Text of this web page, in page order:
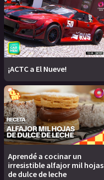
¡ACTC a El Nueve!
Aprendé a cocinar un
irresistible alfajor mil hojas
de dulce de leche